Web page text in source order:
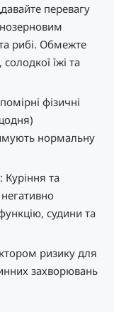
перевагу
рибі. Обмежте
їжі та
фізичні
нормальну
Куріння та
судини та
ризику для
захворювань